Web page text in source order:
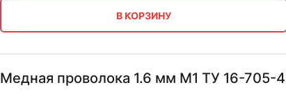
В КОРЗИНУ
Медная проволока 1.6 мм М1 ТУ 16-705-